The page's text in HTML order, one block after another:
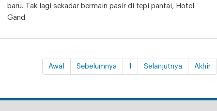
baru. Tak lagi sekadar bermain pasir di tepi pantai, Hotel
Gand
Awal Sebelumnya 1 Selanjutnya Akhir